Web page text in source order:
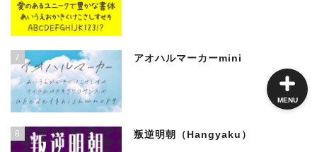
7 アオハルマーカーmini
8 叛逆明朝（Hangyaku）
MENU